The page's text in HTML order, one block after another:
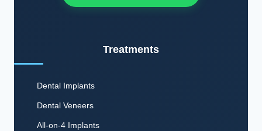
Treatments
Dental Implants
Dental Veneers
All-on-4 Implants